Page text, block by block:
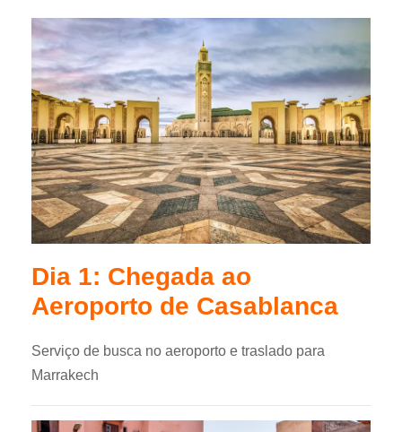
Dia 1: Chegada ao
Aeroporto de Casablanca
Serviço de busca no aeroporto e traslado para
Marrakech